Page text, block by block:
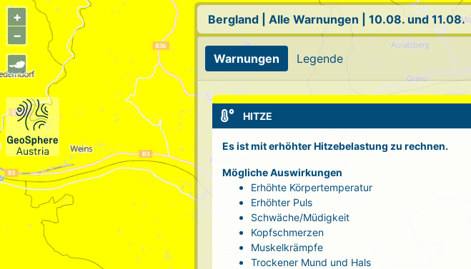
+
−
Bergland Alle Warnungen 10.08. und 11.08.
Warnungen Legende
HITZE
Es ist mit erhöhter Hitzebelastung zu rechnen.
Mögliche Auswirkungen
Erhöhte Körpertemperatur
Erhöhter Puls
Schwäche/Müdigkeit
Kopfschmerzen
Muskelkrämpfe
Trockener Mund und Hals